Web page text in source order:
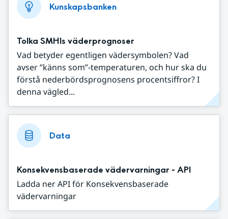
Kunskapsbanken
Tolka SMHIs väderprognoser
Vad betyder egentligen vädersymbolen? Vad
avser ”känns som”-temperaturen, och hur ska du
förstå nederbördsprognosens procentsiffror? I
denna vägled...
Data
Konsekvensbaserade vädervarningar - API
Ladda ner API för Konsekvensbaserade
vädervarningar